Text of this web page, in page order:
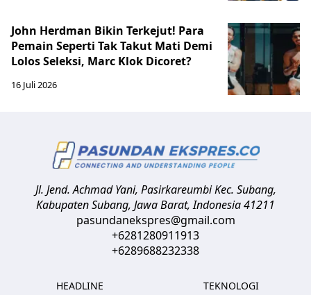
John Herdman Bikin Terkejut! Para
Pemain Seperti Tak Takut Mati Demi
Lolos Seleksi, Marc Klok Dicoret?
16 Juli 2026
Jl. Jend. Achmad Yani, Pasirkareumbi Kec. Subang,
Kabupaten Subang, Jawa Barat,Indonesia41211
pasundanekspres@gmail.com
+6281280911913
+6289688232338
HEADLINE
TEKNOLOGI